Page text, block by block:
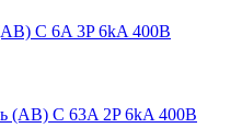
C 6A 3P 6kA 400В